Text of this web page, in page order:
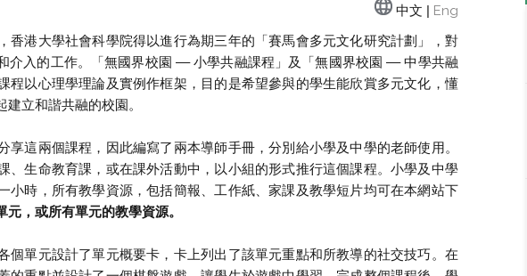
中文 | Eng
香港大學社會科學院得以進行為期三年的「賽馬會多元文化研究計劃」，對
介入的工作。「無國界校園 –– 小學共融課程」及「無國界校園 –– 中學共融
程以心理學理論及實例作框架，目的是希望參與的學生能欣賞多元文化，懂
立和諧共融的校園。
享這兩個課程，因此編寫了兩本導師手冊，分別給小學及中學的老師使用。
、生命教育課，或在課外活動中，以小組的形式推行這個課程。小學及中學
小時，所有教學資源，包括簡報、工作紙、家課及教學短片均可在本網站下
，或所有單元的教學資源。
個單元設計了單元概要卡，卡上列出了該單元重點和所教導的社交技巧。在